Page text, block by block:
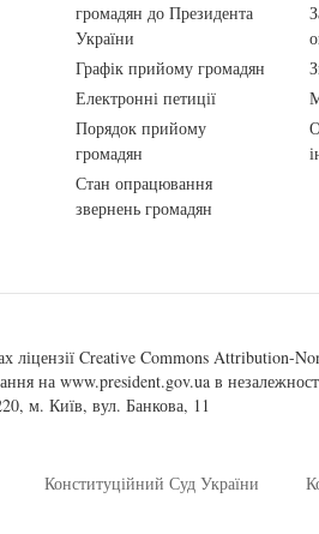
громадян до Президента
України
Графік прийому громадян
Електронні петиції
Порядок прийому
громадян
Стан опрацювання
звернень громадян
ліцензії Creative Commons Attribution-
на www.president.gov.ua в
м. Київ, вул. Банкова, 11
Конституційний Суд України